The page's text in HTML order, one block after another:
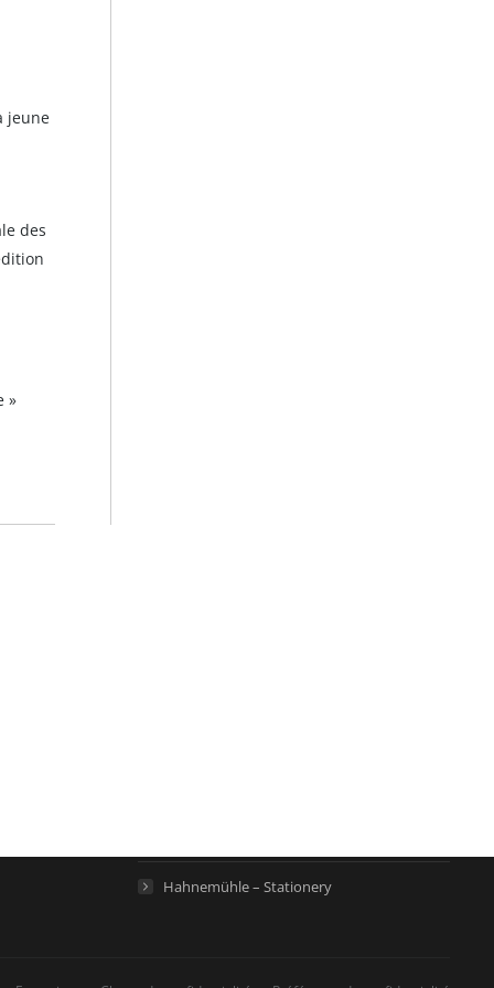
jeune
des
»
Hahnemühle – Stationery